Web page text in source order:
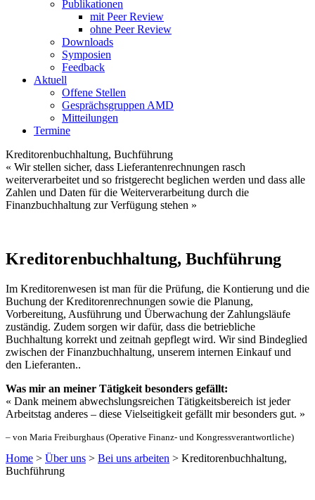
Publikationen
mit Peer Review
ohne Peer Review
Downloads
Symposien
Feedback
Aktuell
Offene Stellen
Gesprächsgruppen AMD
Mitteilungen
Termine
Kreditorenbuchhaltung, Buchführung
« Wir stellen sicher, dass Lieferantenrechnungen rasch
weiterverarbeitet und so fristgerecht beglichen werden und dass alle
Zahlen und Daten für die Weiterverarbeitung durch die
Finanzbuchhaltung zur Verfügung stehen »
Kreditorenbuchhaltung, Buchführung
Im Kreditorenwesen ist man für die Prüfung, die Kontierung und die
Buchung der Kreditorenrechnungen sowie die Planung,
Vorbereitung, Ausführung und Überwachung der Zahlungsläufe
zuständig. Zudem sorgen wir dafür, dass die betriebliche
Buchhaltung korrekt und zeitnah gepflegt wird. Wir sind Bindeglied
zwischen der Finanzbuchhaltung, unserem internen Einkauf und
den Lieferanten..
Was mir an meiner Tätigkeit besonders gefällt:
« Dank meinem abwechslungsreichen Tätigkeitsbereich ist jeder
Arbeitstag anderes – diese Vielseitigkeit gefällt mir besonders gut. »
– von Maria Freiburghaus (Operative Finanz- und Kongressverantwortliche)
Home > Über uns > Bei uns arbeiten > Kreditorenbuchhaltung,
Buchführung